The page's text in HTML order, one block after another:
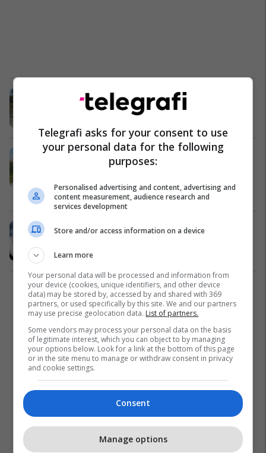
Aksident në Fushë-Krujë, humb
jetën 20-vjeçari
Familjarët e gjetën të pajetë në
kanal, detaje nga vrasja në Fushë-
Shqipëri 21/10/2022
Gjendet i vrarë me armë zjarri 34-
Shqipëri
2
Telegrafi asks for your consent to use
your personal data for the following
purposes:
Personalised advertising and content, advertising and
content measurement, audience research and
services development
Store and/or access information on a device
Learn more
Your personal data will be processed and information from
your device (cookies, unique identifiers, and other device
data) may be stored by, accessed by and shared with 369
partners, or used specifically by this site. We and our partners
may use precise geolocation data. List of partners.
Some vendors may process your personal data on the basis
of legitimate interest, which you can object to by managing
your options below. Look for a link at the bottom of this page
or in the site menu to manage or withdraw consent in privacy
and cookie settings.
Consent
Manage options